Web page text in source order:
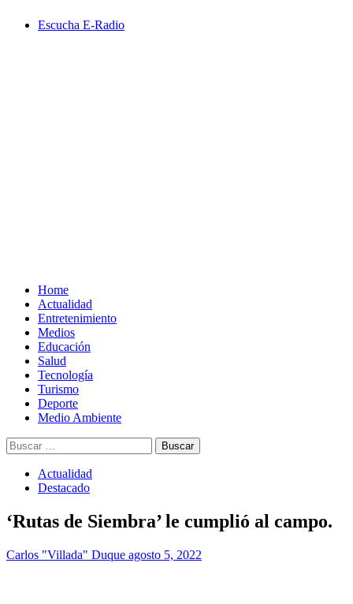
Escucha E-Radio
Home
Actualidad
Entretenimiento
Medios
Educación
Salud
Tecnología
Turismo
Deporte
Medio Ambiente
Buscar:
Actualidad
Destacado
‘Rutas de Siembra’ le cumplió al campo.
Carlos "Villada" Duque agosto 5, 2022